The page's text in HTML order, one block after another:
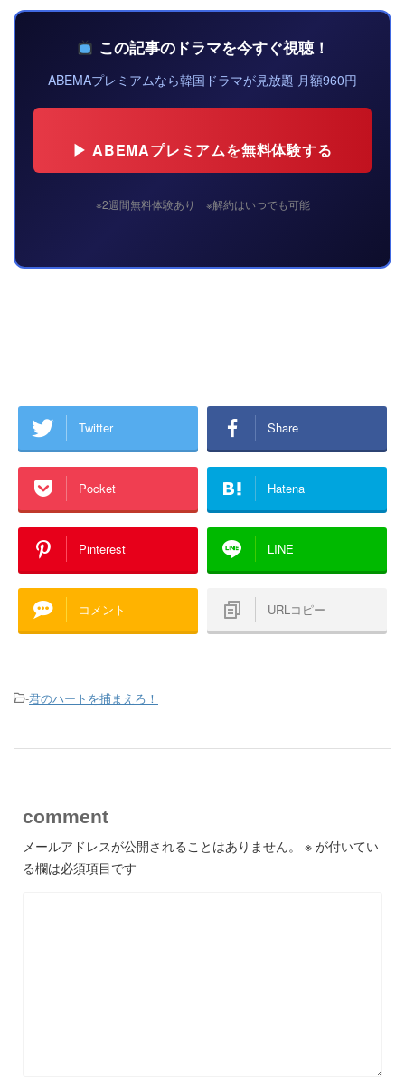
この記事のドラマを今すぐ視聴！
ABEMAプレミアムなら韓国ドラマが見放題 月額960円
▶ ABEMAプレミアムを無料体験する
※2週間無料体験あり ※解約はいつでも可能
Twitter Share
Pocket Hatena
Pinterest LINE
コメント URLコピー
-君のハートを捕まえろ！
comment
メールアドレスが公開されることはありません。 ※ が付いてい
る欄は必須項目です